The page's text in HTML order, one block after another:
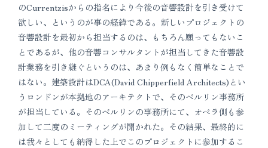
のCurrentzisからの指名により今後の音響設計を引き受けて
欲しい、というのが事の経緯である。新しいプロジェクトの
音響設計を最初から担当するのは、もちろん願ってもないこ
とであるが、他の音響コンサルタントが担当してきた音響設
計業務を引き継ぐというのは、あまり例もなく簡単なことで
はない。建築設計はDCA(David Chipperfield Architects)とい
うロンドンが本拠地のアーキテクトで、そのベルリン事務所
が担当している。そのベルリンの事務所にて、オペラ側も参
加して二度のミーティングが開かれた。その結果、最終的に
は我々としても納得した上でこのプロジェクトに参加するこ